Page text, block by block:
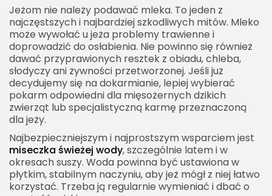
Jeżom nie należy podawać mleka. To jeden z
najczęstszych i najbardziej szkodliwych mitów. Mleko
może wywołać u jeża problemy trawienne i
doprowadzić do osłabienia. Nie powinno się również
dawać przyprawionych resztek z obiadu, chleba,
słodyczy ani żywności przetworzonej. Jeśli już
decydujemy się na dokarmianie, lepiej wybierać
pokarm odpowiedni dla mięsożernych dzikich
zwierząt lub specjalistyczną karmę przeznaczoną
dla jeży.
Najbezpieczniejszym i najprostszym wsparciem jest
miseczka świeżej wody, szczególnie latem i w
okresach suszy. Woda powinna być ustawiona w
płytkim, stabilnym naczyniu, aby jeż mógł z niej łatwo
korzystać. Trzeba ją regularnie wymieniać i dbać o